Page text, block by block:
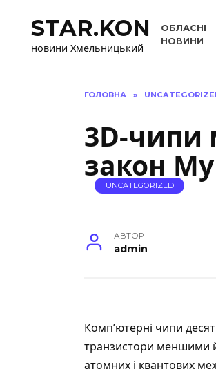
вмістуSTAR.KON
новини Хмельницький
ОБЛАСНІ
НОВИНИ
ГОЛОВНА »
3D-чипи
закон
UNCATEGORIZED
АВТОР
admin
Комп’ютерні чипи
транзистори меншими й
атомних і квантових